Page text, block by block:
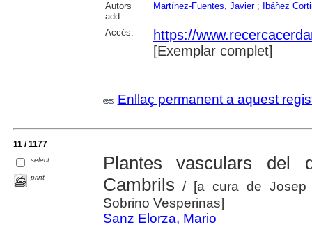
Autors
add.:
Martínez-Fuentes, Javier; Ibáñez
Accés:
https://
[Exemplar complet]
Enllaç permanent a aquest
11 / 1177
select
print
Plantes vasculars del
Cambrils / [a cura de Josep
Sobrino Vesperinas]
Sanz Elorza, Mario